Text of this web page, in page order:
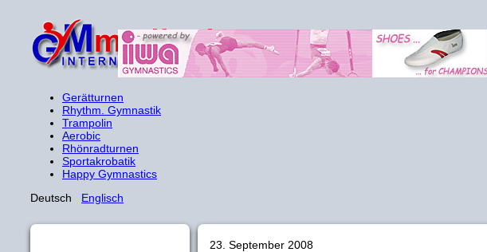
Gerätturnen
Rhythm. Gymnastik
Trampolin
Aerobic
Rhönradturnen
Sportakrobatik
Happy Gymnastics
Deutsch Englisch
23. September 2008